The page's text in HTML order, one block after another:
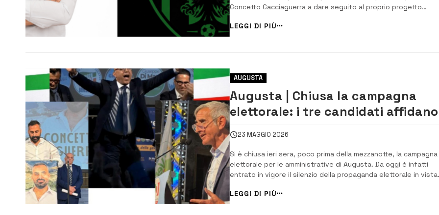
Concetto Cacciaguerra a dare seguito al proprio progetto
sportivo di calcio ad Augusta che potrebbe prendere forma già
partire dalla stagione 2026/2027. Scelto il logo ufficiale della
Megarese, pubblicato su...
LEGGI DI PIÙ
AUGUSTA
Augusta | Chiusa la campagna
elettorale: i tre candidati affidano
ai comizi finali l’ultima sfida per il
voto
23 MAGGIO 2026
Si è chiusa ieri sera, poco prima della mezzanotte, la campagna
elettorale per le amministrative di Augusta. Da oggi è infatti
entrato in vigore il silenzio della propaganda elettorale in vista
gli elettori saranno chiamati a scegliere il nuovo sindaco e il
consiglio comunale. [&he...
LEGGI DI PIÙ